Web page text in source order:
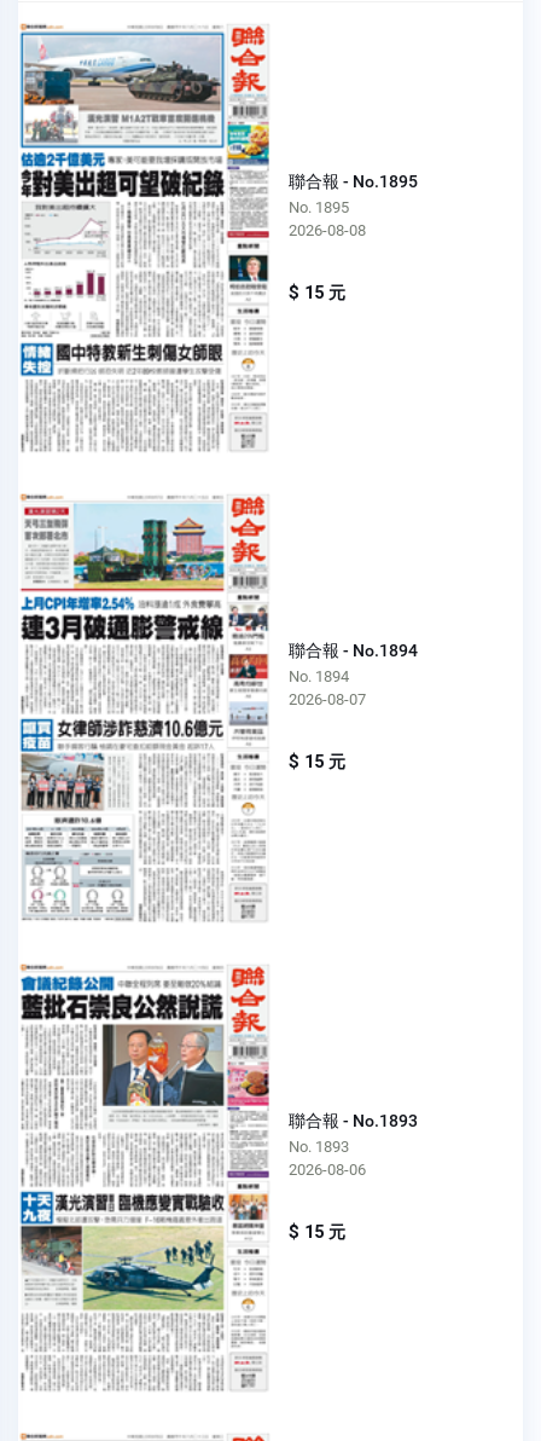
聯合報 - No.1895
No. 1895
2026-08-08
$ 15 元
聯合報 - No.1894
No. 1894
2026-08-07
$ 15 元
聯合報 - No.1893
No. 1893
2026-08-06
$ 15 元